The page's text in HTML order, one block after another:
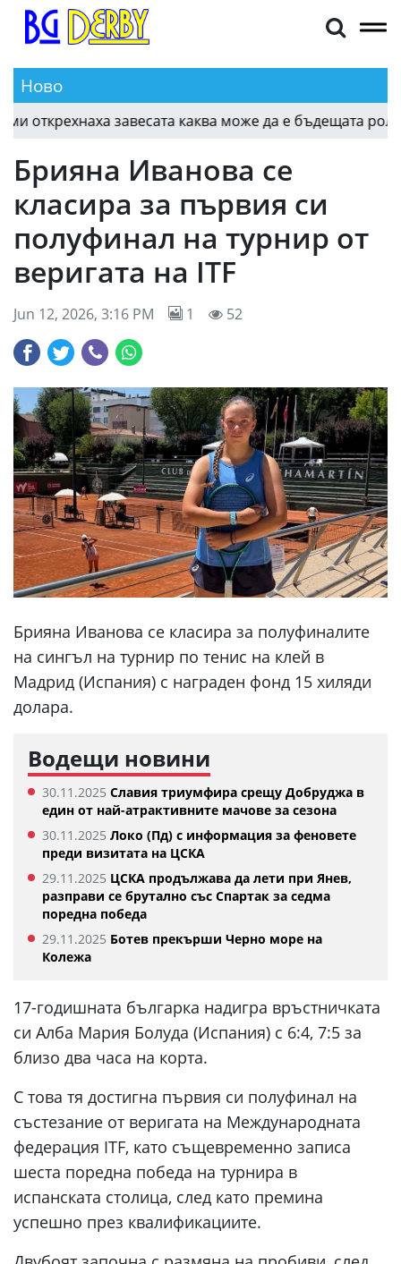
Ново
завесата каква може да е бъдещата роля на
Брияна Иванова се
класира за първия си
полуфинал на турнир от
веригата на ITF
Jun 12, 2026, 3:16 PM 1 52
Брияна Иванова се класира за полуфиналите
на сингъл на турнир по тенис на клей в
Мадрид (Испания) с награден фонд 15 хиляди
долара.
Водещи новини
30.11.2025 Славия триумфира срещу Добруджа в
един от най-атрактивните мачове за сезона
30.11.2025 Локо (Пд) с информация за феновете
преди визитата на ЦСКА
29.11.2025 ЦСКА продължава да лети при Янев,
разправи се брутално със Спартак за седма
поредна победа
29.11.2025 Ботев прекърши Черно море на
Колежа
17-годишната българка надигра връстничката
си Алба Мария Болуда (Испания) с 6:4, 7:5 за
близо два часа на корта.
С това тя достигна първия си полуфинал на
състезание от веригата на Международната
федерация ITF, като същевременно записа
шеста поредна победа на турнира в
испанската столица, след като премина
успешно през квалификациите.